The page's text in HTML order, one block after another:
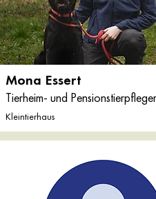
Mona Essert
Tierheim- und
Kleintierhaus